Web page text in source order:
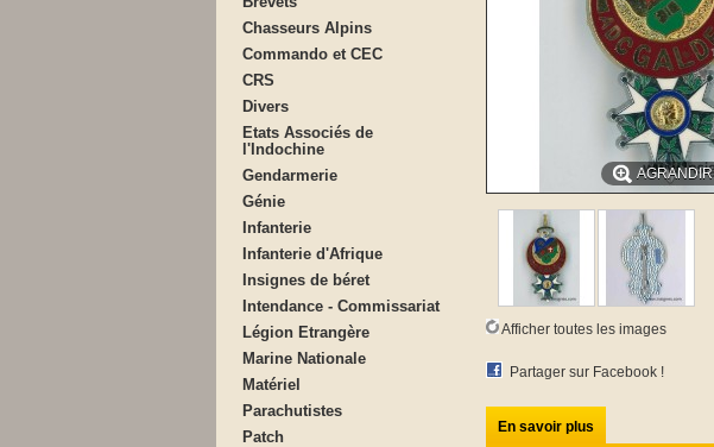
Chasseurs Alpins
Commando et CEC
CRS
Divers
Etats Associés de
l'Indochine
Gendarmerie
Génie
Infanterie
Infanterie d'Afrique
Insignes de béret
Intendance - Commissariat
Légion Etrangère
Marine Nationale
Matériel
Parachutistes
Patch
AGRANDIR
Afficher toutes les images
Partager sur Facebook !
En savoir plus